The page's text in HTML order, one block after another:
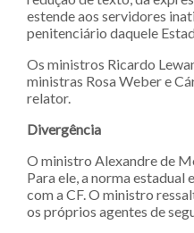
estende aos servidores
penitenciário daquele
Os ministros Ricardo
ministras Rosa Weber e
relator.
Divergência
O ministro Alexandre de
Para ele, a norma estadual
com a CF. O ministro
os próprios agentes de